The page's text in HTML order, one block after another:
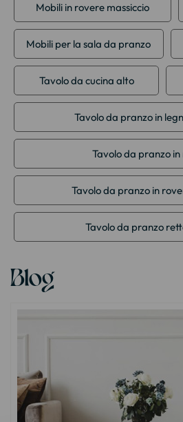
Mobili in rovere massiccio
Mobili per la sala da pranzo
Tavolo da cucina alto
Tavolo da pranzo in
Tavolo da pranzo
Tavolo da pranzo in
Tavolo da pranzo
Blog